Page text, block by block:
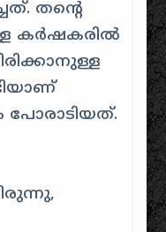
തന്റെ
കർഷകരിൽ
പോരാടിയത്.